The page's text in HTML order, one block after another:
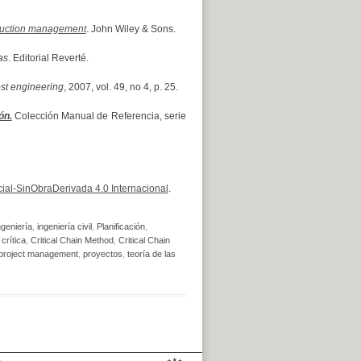
management. John Wiley & Sons.
. Editorial Reverté.
engineering, 2007, vol. 49, no 4, p. 25.
Colección Manual de Referencia, serie
SinObraDerivada 4.0 Internacional .
, ingeniería civil Planificación,
crítica, Critical Chain Method Critical Chain
management, proyectos teoría de las